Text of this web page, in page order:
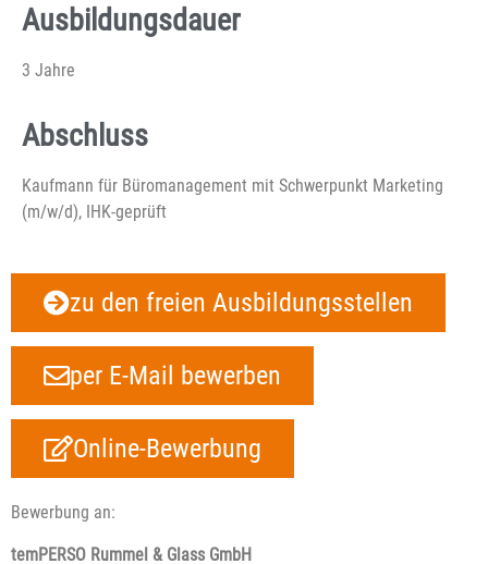
Ausbildungsdauer
3 Jahre
Abschluss
Kaufmann für Büromanagement mit Schwerpunkt Marketing
(m/w/d), IHK-geprüft
zu den freien Ausbildungsstellen
per E-Mail bewerben
Online-Bewerbung
Bewerbung an:
temPERSO Rummel & Glass GmbH